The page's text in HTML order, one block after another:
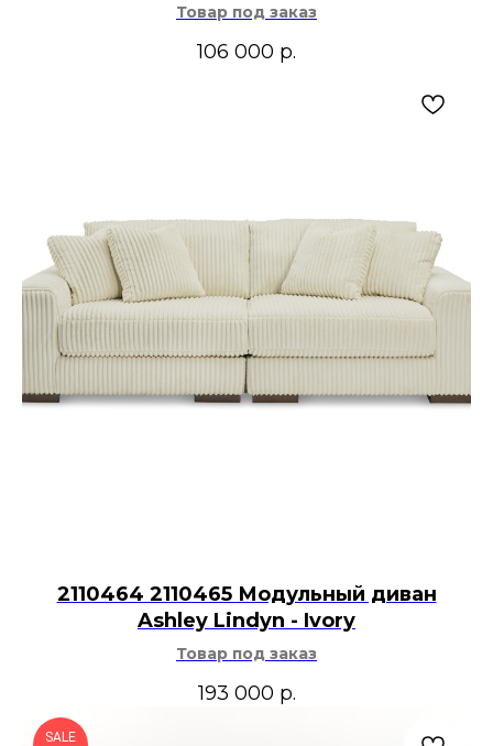
Товар под заказ
106 000 р.
2110464 2110465 Модульный диван
Ashley Lindyn - Ivory
Товар под заказ
193 000 р.
SALE